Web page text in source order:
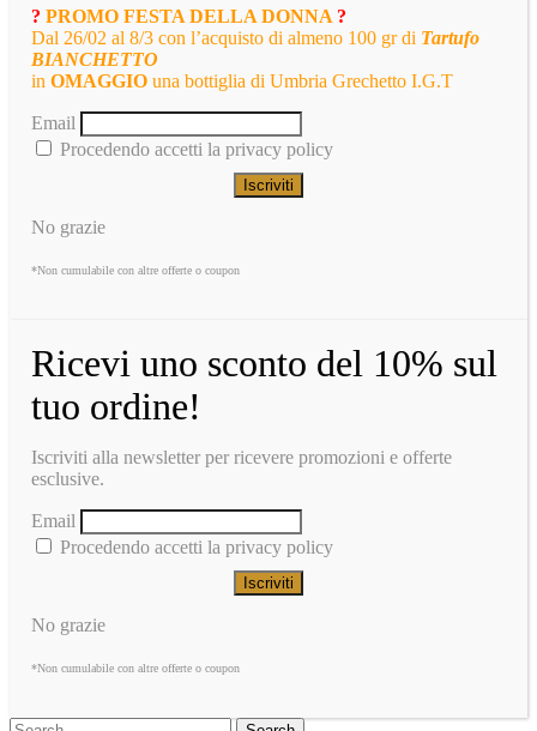
? PROMO FESTA DELLA DONNA ?
Dal 26/02 al 8/3 con l’acquisto di almeno 100 gr di Tartufo
BIANCHETTO
in OMAGGIO una bottiglia di Umbria Grechetto I.G.T
Email
Procedendo accetti la privacy policy
No grazie
*Non cumulabile con altre offerte o coupon
Ricevi uno sconto del 10% sul
tuo ordine!
Iscriviti alla newsletter per ricevere promozioni e offerte
esclusive.
Email
Procedendo accetti la privacy policy
No grazie
*Non cumulabile con altre offerte o coupon